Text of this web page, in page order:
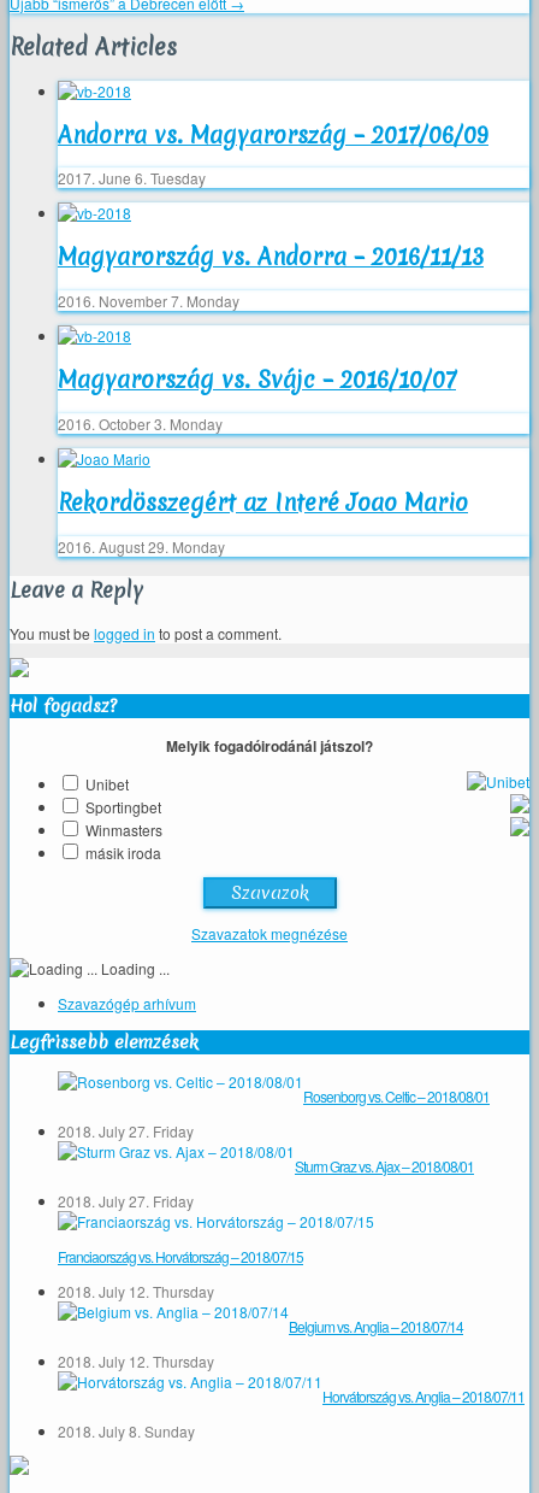
Related Articles
Andorra vs. Magyarország – 2017/06/09
2017. June 6. Tuesday
Magyarország vs. Andorra – 2016/11/13
2016. November 7. Monday
Magyarország vs. Svájc – 2016/10/07
2016. October 3. Monday
Rekordösszegért az Interé Joao Mario
2016. August 29. Monday
Leave a Reply
You must be logged in to post a comment.
Hol fogadsz?
Melyik fogadóirodánál játszol?
Unibet
Sportingbet
Winmasters
másik iroda
Szavazatok megnézése
Loading ...
Szavazógép arhívum
Legfrissebb elemzések
Rosenborg vs. Celtic – 2018/08/01
2018. July 27. Friday
Sturm Graz vs. Ajax – 2018/08/01
2018. July 27. Friday
Franciaország vs. Horvátország – 2018/07/15
2018. July 12. Thursday
Belgium vs. Anglia – 2018/07/14
2018. July 12. Thursday
Horvátország vs. Anglia – 2018/07/11
2018. July 8. Sunday